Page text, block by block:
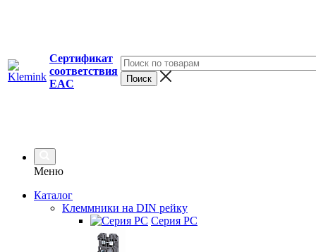
Сертификат
соответствия
EAC
Меню
Каталог
Клеммники на DIN рейку
Серия PC